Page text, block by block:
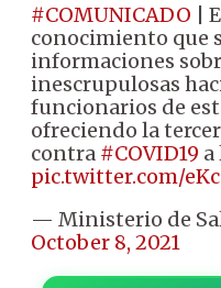
#COMUNICADO |
conocimiento que
informaciones
inescrupulosas
funcionarios de
ofreciendo la
contra #COVID19 a
pic.twitter.com/
— Ministerio de
October 8, 2021